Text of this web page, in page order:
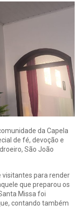
da Capela
de fé, devoção e
São João
visitantes para render
que preparou os
Missa foi
contando também